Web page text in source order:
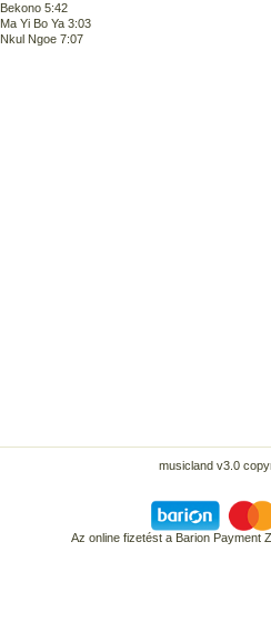
Bekono 5:42
Ma Yi Bo Ya 3:03
Nkul Ngoe 7:07
musicland v3.0
Az online fizetést a Barion Payment